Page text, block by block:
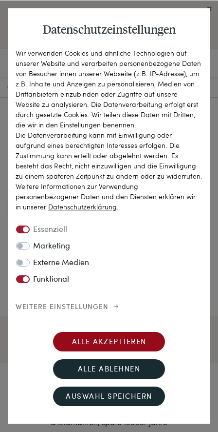
OPEN ENGLISH WEBSITE
HOME SCHMUCKSTÜCKE BROSCHEN & NADELN 22-2329
Die blaue Blume
& Diamanten, späte 1960er Jahre
Datenschutzeinstellungen
Wir verwenden Cookies und ähnliche Technologien auf
unserer Website und verarbeiten personenbezogene Daten
von Besucher:innen unserer Webseite (z.B. IP-Adresse), um
z.B. Inhalte und Anzeigen zu personalisieren, Medien von
Drittanbietern einzubinden oder Zugriffe auf unsere
Website zu analysieren. Die Datenverarbeitung erfolgt erst
durch gesetzte Cookies. Wir teilen diese Daten mit Dritten,
die wir in den Einstellungen benennen.
Die Datenverarbeitung kann mit Einwilligung oder
aufgrund eines berechtigten Interesses erfolgen. Die
Zustimmung kann erteilt oder abgelehnt werden. Es
besteht das Recht, nicht einzuwilligen und die Einwilligung
zu einem späteren Zeitpunkt zu ändern oder zu widerrufen.
Weitere Informationen zur Verwendung
personenbezogener Daten und den Diensten erklären wir
in unserer Daten­schutz­erklärung.
Essenziell
Marketing
Externe Medien
Funktional
WEITERE EINSTELLUNGEN
ALLE AKZEPTIEREN
ALLE ABLEHNEN
AUSWAHL SPEICHERN